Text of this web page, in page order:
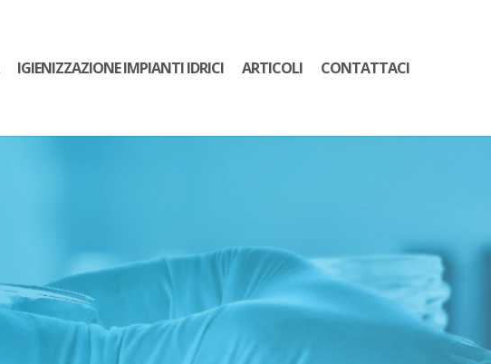
IGIENIZZAZIONE IMPIANTI IDRICI ARTICOLI CONTATTACI